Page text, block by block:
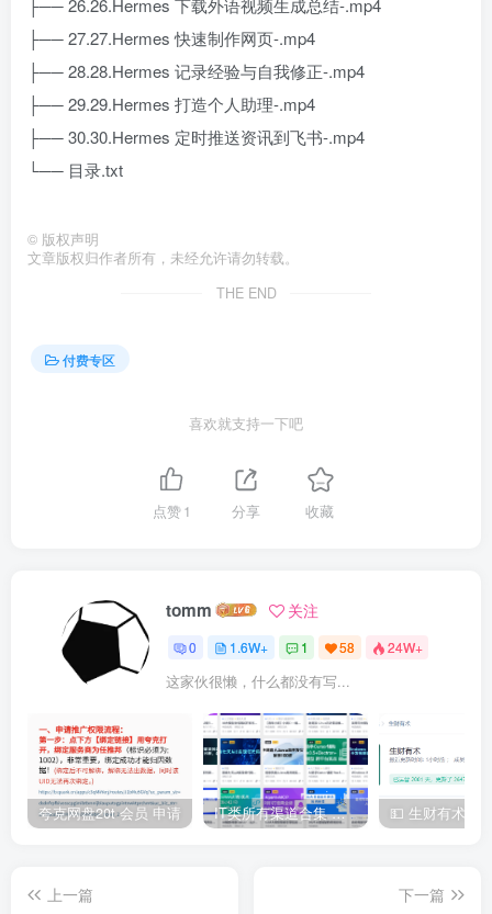
├── 26.26.Hermes 下载外语视频生成总结-.mp4
├── 27.27.Hermes 快速制作网页-.mp4
├── 28.28.Hermes 记录经验与自我修正-.mp4
├── 29.29.Hermes 打造个人助理-.mp4
├── 30.30.Hermes 定时推送资讯到飞书-.mp4
└── 目录.txt
© 版权声明
文章版权归作者所有，未经允许请勿转载。
THE END
付费专区
喜欢就支持一下吧
点赞1 分享 收藏
tomm 关注
0 1.6W+ 1 58 24W+
这家伙很懒，什么都没有写...
夸克网盘20t 会员 申请 IT类所有渠道合集 持续日更，目前近四千多条资源 年费用户微信私信获取权限
上一篇
下一篇